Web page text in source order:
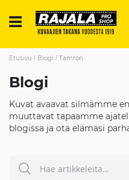
Etusivu Blogi Tamron
Blogi
Kuvat avaavat silmämme
muuttavat tapaamme
blogissa ja ota elämäsi
Hae HAE